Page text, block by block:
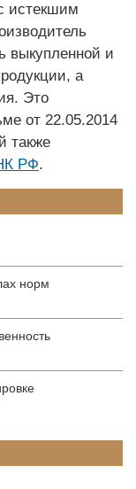
истекшим
выкупленной и
а
Это
от 22.05.2014
также
РФ.
норм